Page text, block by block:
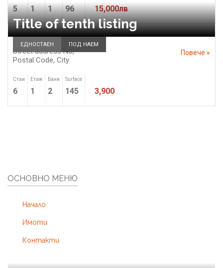
5 1 1 96 15,000лв
ЕДНОСТАЕН ПОД НАЕМ
Title of tenth listing
Street address No,
Postal Code, City
Повече »
Стаи
6
Етаж
1
Бани
2
Surface
145 3,900
ОСНОВНО МЕНЮ
Начало
Имоти
Контакти